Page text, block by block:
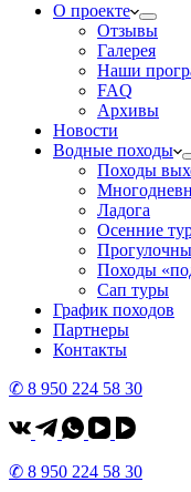
О проекте
Отзывы
Галерея
Наши
FAQ
Архивы
Новости
Водные походы
Походы
Ладога
Осенние
Походы
Сап туры
График походов
Партнеры
Контакты
✆ 8 950 224 58 30
✆ 8 950 224 58 30